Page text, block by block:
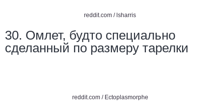
reddit.com / lsharris
30. Омлет, будто специально
сделанный по размеру тарелки
reddit.com / Ectoplasmorphe